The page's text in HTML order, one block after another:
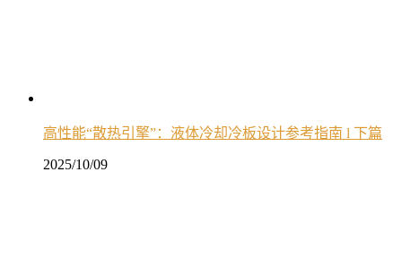
高性能“散热引擎”：液体冷却冷板设计参考指南 l 下篇
2025/10/09